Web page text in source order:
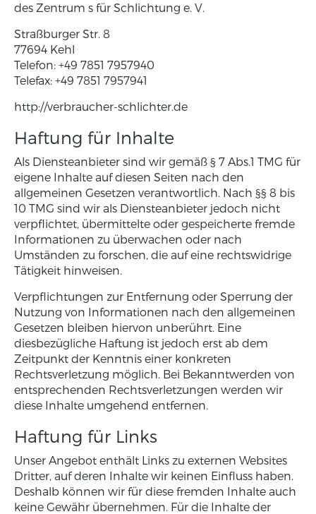
des Zentrum s für Schlichtung e. V.
Straßburger Str. 8
77694 Kehl
Telefon: +49 7851 7957940
Telefax: +49 7851 7957941
http://verbraucher-schlichter.de
Haftung für Inhalte
Als Diensteanbieter sind wir gemäß § 7 Abs.1 TMG für
eigene Inhalte auf diesen Seiten nach den
allgemeinen Gesetzen verantwortlich. Nach §§ 8 bis
10 TMG sind wir als Diensteanbieter jedoch nicht
verpflichtet, übermittelte oder gespeicherte fremde
Informationen zu überwachen oder nach
Umständen zu forschen, die auf eine rechtswidrige
Tätigkeit hinweisen.
Verpflichtungen zur Entfernung oder Sperrung der
Nutzung von Informationen nach den allgemeinen
Gesetzen bleiben hiervon unberührt. Eine
diesbezügliche Haftung ist jedoch erst ab dem
Zeitpunkt der Kenntnis einer konkreten
Rechtsverletzung möglich. Bei Bekanntwerden von
entsprechenden Rechtsverletzungen werden wir
diese Inhalte umgehend entfernen.
Haftung für Links
Unser Angebot enthält Links zu externen Websites
Dritter, auf deren Inhalte wir keinen Einfluss haben.
Deshalb können wir für diese fremden Inhalte auch
keine Gewähr übernehmen. Für die Inhalte der